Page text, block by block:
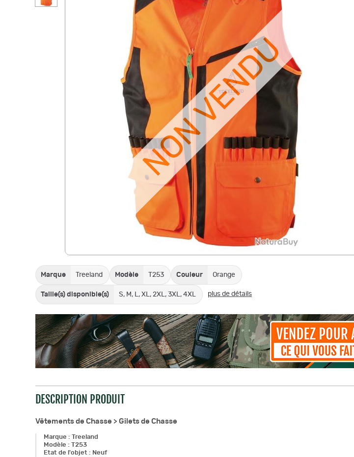
NON VENDU
Marque Treeland Modèle T253 Couleur Orange
Taille(s) disponible(s) S, M, L, XL, 2XL, 3XL, 4XL plus de détails
DESCRIPTION PRODUIT
Vêtements de Chasse > Gilets de Chasse
Marque : Treeland
Modèle : T253
Etat de l'objet : Neuf